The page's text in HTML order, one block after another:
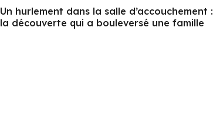
Un hurlement dans la salle d’accouchement :
la découverte qui a bouleversé une famille